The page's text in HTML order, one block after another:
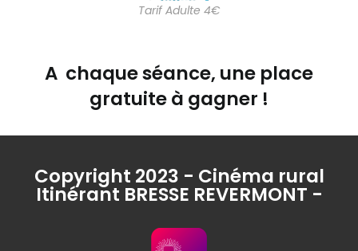
Tarif Adulte 4€
A chaque séance, une place
gratuite à gagner !
Copyright 2023 - Cinéma rural
Itinérant BRESSE REVERMONT -